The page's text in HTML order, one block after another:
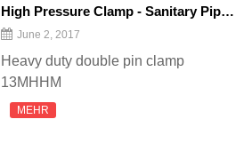
High Pressure Clamp - Sanitary Pipe
June 2, 2017
Heavy duty double pin clamp
13MHHM
MEHR